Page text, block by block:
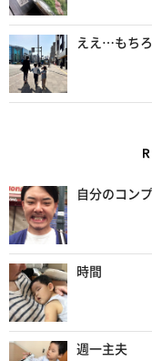
ええ…もち
自分のコン
時間
週一主夫